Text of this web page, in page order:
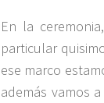
En la
particular
ese marco
además vamos